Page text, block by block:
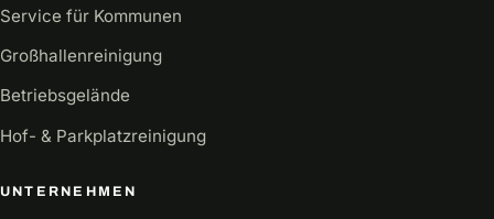
Service für Kommunen
Großhallenreinigung
Betriebsgelände
Hof- & Parkplatzreinigung
UNTERNEHMEN